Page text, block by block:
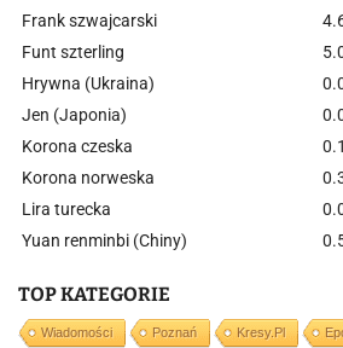
Frank szwajcarski
Funt szterling
Hrywna (Ukraina)
Jen (Japonia)
Korona czeska
Korona norweska
Lira turecka
Yuan renminbi (Chiny)
TOP KATEGORIE
Wiadomości Poznań Kresy.pl